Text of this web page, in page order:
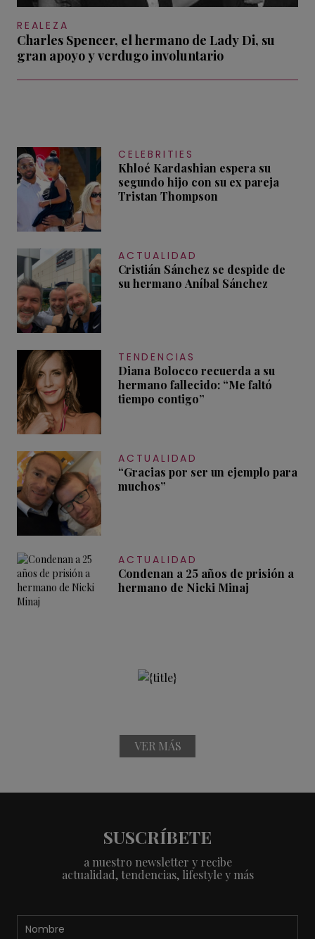
REALEZA
Charles Spencer, el hermano de Lady Di, su
gran apoyo y verdugo involuntario
CELEBRITIES
Khloé Kardashian espera su
segundo hijo con su ex pareja
Tristan Thompson
ACTUALIDAD
Cristián Sánchez se despide de
su hermano Aníbal Sánchez
TENDENCIAS
Diana Bolocco recuerda a su
hermano fallecido: “Me faltó
tiempo contigo”
ACTUALIDAD
“Gracias por ser un ejemplo para
muchos”
ACTUALIDAD
Condenan a 25 años de prisión a
hermano de Nicki Minaj
VER MÁS
SUSCRÍBETE
a nuestro newsletter y recibe
actualidad, tendencias, lifestyle y más